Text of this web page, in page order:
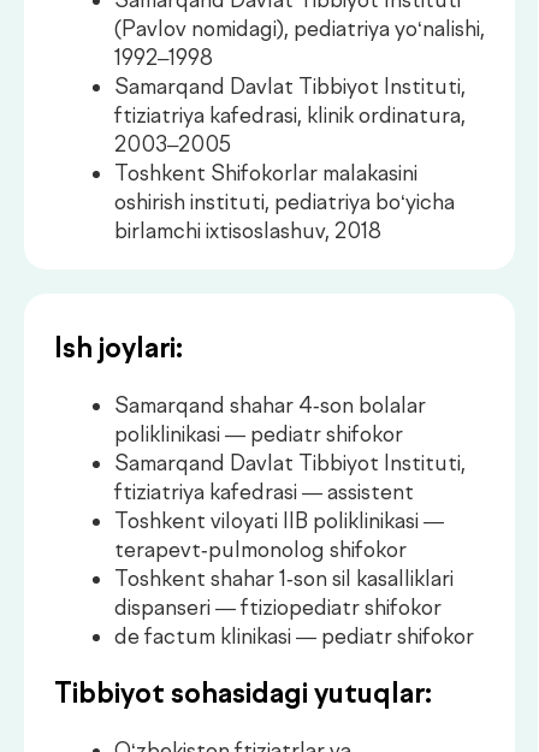
Ish joylari:
Tibbiyot sohasidagi yutuqlar:
Samarqand shahar 4-son bolalar
poliklinikasi — pediatr shifokor
Samarqand Davlat Tibbiyot Instituti,
ftiziatriya kafedrasi — assistent
Toshkent viloyati IIB poliklinikasi —
terapevt-pulmonolog shifokor
O‘zbekiston ftiziatrlar va
pulmonologlarining VII s’ezdi, stend
ma’ruzasi uchun 1-o‘rin, s’ezd
to‘plamida tezislarЯђ
Sog‘liqni saqlashga bag‘ishlangan
teleko‘rsatuvlarda ishtirok etish,
internet va bosma nashrlar uchun
ilmiy-ommabop maqolalar yozish.
Mutaxassislik bo‘yicha muntazam
ravishda kunduzgi va sirtqi malaka
oshirish kurslari.
Maslahat olish